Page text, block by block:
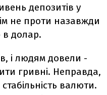
депозитів у
не проти назавжди
долар.
і людям довели -
гривні. Неправда,
валюти.